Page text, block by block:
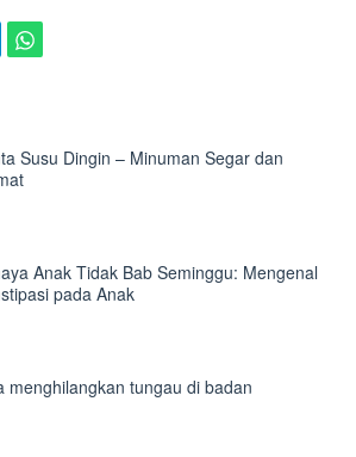
Susu Dingin – Minuman Segar dan
Anak Tidak Bab Seminggu: Mengenal
pada Anak
menghilangkan tungau di badan